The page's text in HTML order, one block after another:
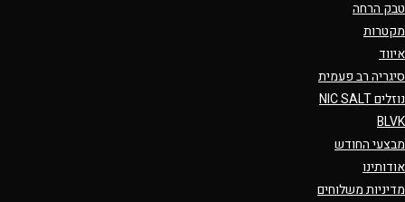
טבק הרחה
מקטרות
איווד
סיגריה רב פעמית
נוזלים NIC SALT
BLVK
מבצעי החודש
אודותינו
מדיניות משלוחים